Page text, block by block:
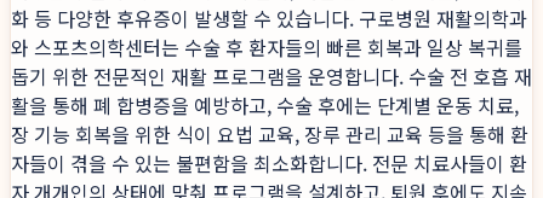
화 등 다양한 후유증이 발생할 수 있습니다. 구로병원 재활의학과
와 스포츠의학센터는 수술 후 환자들의 빠른 회복과 일상 복귀를
돕기 위한 전문적인 재활 프로그램을 운영합니다. 수술 전 호흡 재
활을 통해 폐 합병증을 예방하고, 수술 후에는 단계별 운동 치료,
장 기능 회복을 위한 식이 요법 교육, 장루 관리 교육 등을 통해 환
자들이 겪을 수 있는 불편함을 최소화합니다. 전문 치료사들이 환
자 개개인의 상태에 맞춰 프로그램을 설계하고, 퇴원 후에도 지속